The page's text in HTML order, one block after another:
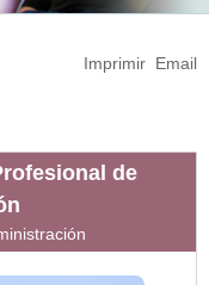
Imprimir Email
de